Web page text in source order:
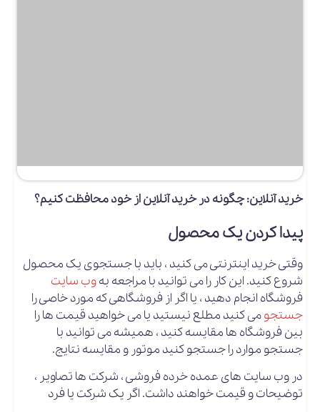
خرید آنلاین: چگونه در خرید آنلاین از خود محافظت کنیم؟
پیدا کردن یک محصول
وقتی خرید اینترنتی می کنید ، باید با جستجوی یک محصول
شروع کنید. این کار را می توانید با مراجعه بهوب سایت
فروشگاه انجام دهید ، یا اگر از فروشگاهی که مورد خاصی را
جستجومی کنید مطلع نیستید یا می خواهید قیمت ها را
بین فروشگاه ها مقایسه کنید ، همیشه می توانید با
جستجو موارد را جستجو کنید موتور و مقایسه نتایج.
در وب سایت های عمده خرده فروشی ، شرکت ها تصاویر ،
توضیحات و قیمت خواهند داشت. اگر یک شرکت یا فرد